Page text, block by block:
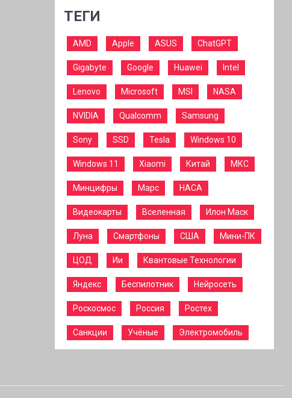
ТЕГИ
AMD Apple ASUS ChatGPT
Gigabyte Google Huawei Intel
Lenovo Microsoft MSI NASA
NVIDIA Qualcomm Samsung
Sony SSD Tesla Windows 10
Windows 11 Xiaomi Китай МКС
Минцифры Марс НАСА
Видеокарты Вселенная Илон Маск
Луна Смартфоны США Мини-ПК
ЦОД Ии Квантовые Технологии
Яндекс Беспилотник Нейросеть
Роскосмос Россия Ростех
Санкции Учёные Электромобиль